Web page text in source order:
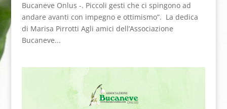
Bucaneve Onlus -. Piccoli gesti che ci spingono ad
andare avanti con impegno e ottimismo”. La dedica
di Marisa Pirrotti Agli amici dell’Associazione
Bucaneve...